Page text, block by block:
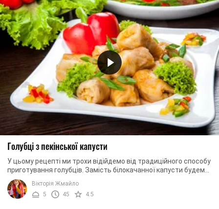
Голубці з пекінської капусти
У цьому рецепті ми трохи відійдемо від традиційного способу
приготування голубців. Замість білокачанної капусти будемо
використовувати листя ...
Вікторія Жмайло
5
45 4.5